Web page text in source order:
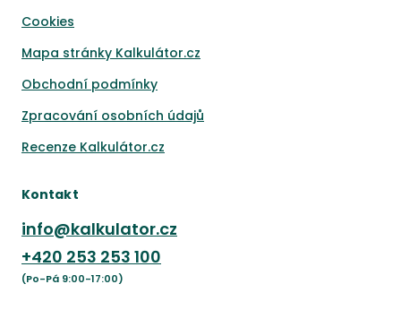
Cookies
Mapa stránky Kalkulátor.cz
Obchodní podmínky
Zpracování osobních údajů
Recenze Kalkulátor.cz
Kontakt
info@kalkulator.cz
+420 253 253 100
(Po-Pá 9:00-17:00)